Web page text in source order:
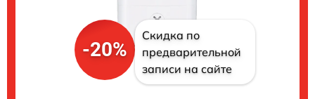
-20%
Скидка по
предварительной
записи на сайте